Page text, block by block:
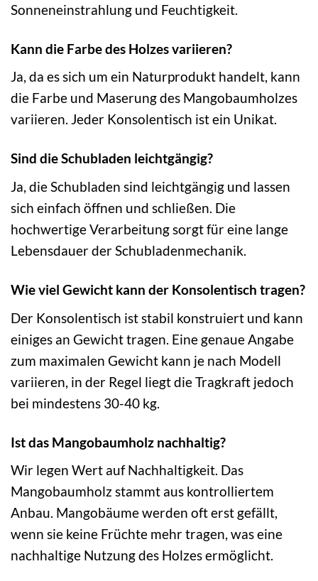
Sonneneinstrahlung und Feuchtigkeit.
Kann die Farbe des Holzes variieren?
Ja, da es sich um ein Naturprodukt handelt, kann
die Farbe und Maserung des Mangobaumholzes
variieren. Jeder Konsolentisch ist ein Unikat.
Sind die Schubladen leichtgängig?
Ja, die Schubladen sind leichtgängig und lassen
sich einfach öffnen und schließen. Die
hochwertige Verarbeitung sorgt für eine lange
Lebensdauer der Schubladenmechanik.
Wie viel Gewicht kann der Konsolentisch tragen?
Der Konsolentisch ist stabil konstruiert und kann
einiges an Gewicht tragen. Eine genaue Angabe
zum maximalen Gewicht kann je nach Modell
variieren, in der Regel liegt die Tragkraft jedoch
bei mindestens 30-40 kg.
Ist das Mangobaumholz nachhaltig?
Wir legen Wert auf Nachhaltigkeit. Das
Mangobaumholz stammt aus kontrolliertem
Anbau. Mangobäume werden oft erst gefällt,
wenn sie keine Früchte mehr tragen, was eine
nachhaltige Nutzung des Holzes ermöglicht.